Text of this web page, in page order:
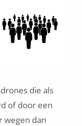
die als
of door een
wegen dan